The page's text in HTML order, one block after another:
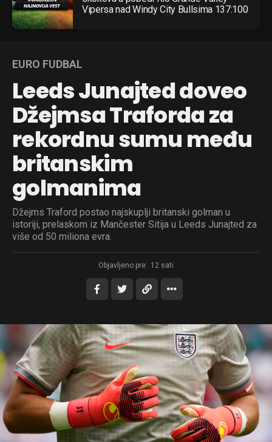
Vipersa nad Windy City Bullsima 137:100
EURO FUDBAL
Leeds Junajted doveo
Džejmsa Traforda za
rekordnu sumu među
britanskim
golmanima
Džejms Traford postao najskuplji britanski golman u
istoriji, prelaskom iz Mančester Sitija u Leeds Junajted za
više od 50 miliona evra.
Objavljeno pre: 12 sati